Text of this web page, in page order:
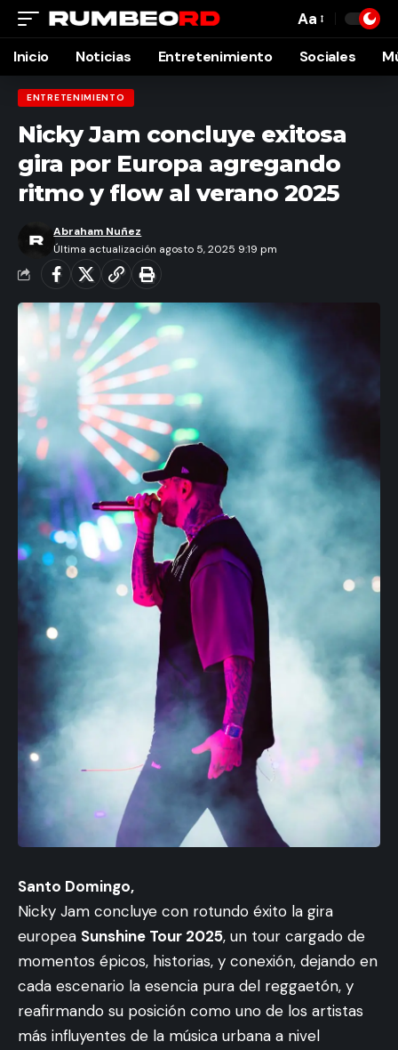
Font
Resizer
Aa
Inicio Noticias Entretenimiento Sociales
ENTRETENIMIENTO
Nicky Jam concluye exitosa
gira por Europa agregando
ritmo y flow al verano 2025
Última actualización agosto 5, 2025 9:19 pm
Abraham Nuñez
Santo Domingo,
Nicky Jam concluye con rotundo éxito la gira
europea Sunshine Tour 2025, un tour cargado de
momentos épicos, historias, y conexión, dejando en
cada escenario la esencia pura del reggaetón, y
reafirmando su posición como uno de los artistas
más influyentes de la música urbana a nivel